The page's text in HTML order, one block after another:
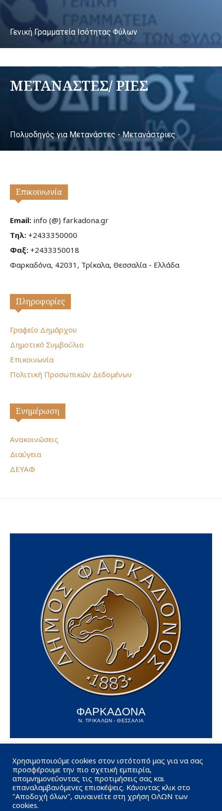
Γενική Γραμματεία Ισότητας Φύλων
ΜΕΤΑΝΑΣΤΕΣ/ ΡΙΕΣ
Πολυοδηγός για Μετανάστες - Μετανάστριες
Επικοινωνία
Email: info (@) farkadona.gr
Τηλ: +2433350000
Φαξ: +2433350018
Φαρκαδόνα, 42031, Τρίκαλα, Θεσσαλία - Ελλάδα
Πληροφορίες
Γραφείο Δημάρχου
Δημοτικό Συμβούλιο
Επικοινωνία
Πολιτική Προσωπικών Δεδομένων
Ενημέρωση
Ανακοινώσεις
Διαύγεια
ΔΕΥΑΦ
ΦΑΡΚΑΔΟΝΑ
Ν. ΤΡΙΚΑΛΩΝ - ΘΕΣΣΑΛΙΑ
Χρησιμοποιούμε cookies στον ιστότοπό μας για να σας
προσφέρουμε την πιο σχετική εμπειρία,
απομνημονεύοντας τις προτιμήσεις σας και
επαναλαμβανόμενες επισκέψεις. Κάνοντας κλικ στο
"Αποδοχή όλων", συναινείτε στη χρήση ΟΛΩΝ των
cookies.